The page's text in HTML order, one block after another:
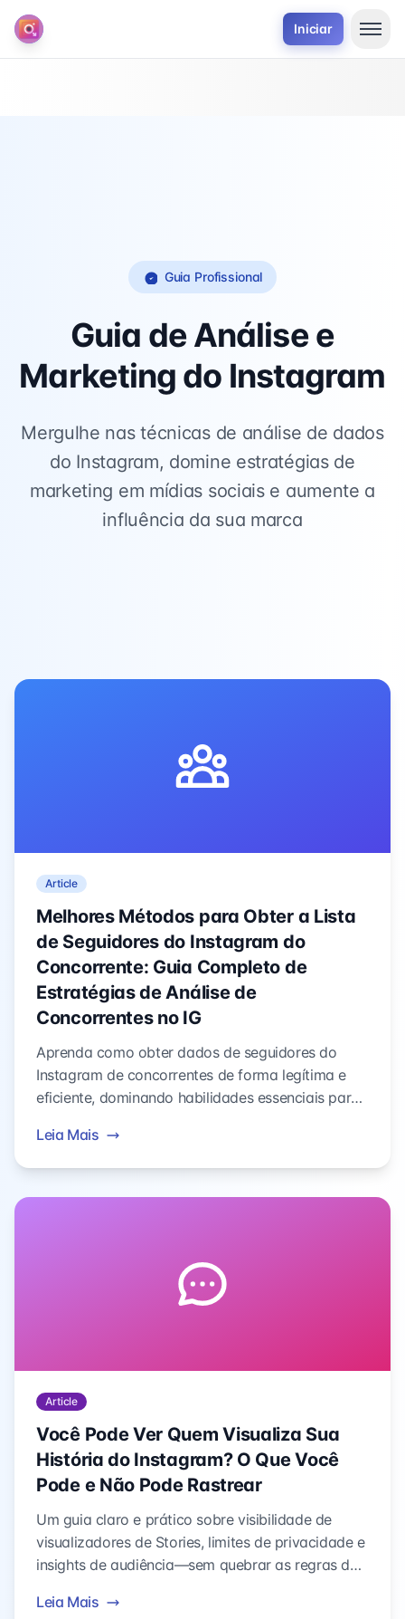
Iniciar
Guia Profissional
Guia de Análise e
Marketing do Instagram
Mergulhe nas técnicas de análise de dados
do Instagram, domine estratégias de
marketing em mídias sociais e aumente a
influência da sua marca
Article
Melhores Métodos para Obter a Lista
de Seguidores do Instagram do
Concorrente: Guia Completo de
Estratégias de Análise de
Concorrentes no IG
Aprenda como obter dados de seguidores do
Instagram de concorrentes de forma legítima e
eficiente, dominando habilidades essenciais para
estratégias de marketing eficazes.
Leia Mais
Article
Você Pode Ver Quem Visualiza Sua
História do Instagram? O Que Você
Pode e Não Pode Rastrear
Um guia claro e prático sobre visibilidade de
visualizadores de Stories, limites de privacidade e
insights de audiência—sem quebrar as regras do
Leia Mais